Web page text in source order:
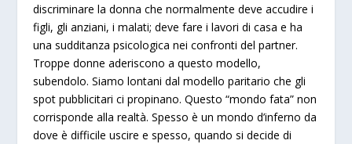
discriminare la donna che normalmente deve accudire i
figli, gli anziani, i malati; deve fare i lavori di casa e ha
una sudditanza psicologica nei confronti del partner.
Troppe donne aderiscono a questo modello,
subendolo. Siamo lontani dal modello paritario che gli
spot pubblicitari ci propinano. Questo “mondo fata” non
corrisponde alla realtà. Spesso è un mondo d’inferno da
dove è difficile uscire e spesso, quando si decide di